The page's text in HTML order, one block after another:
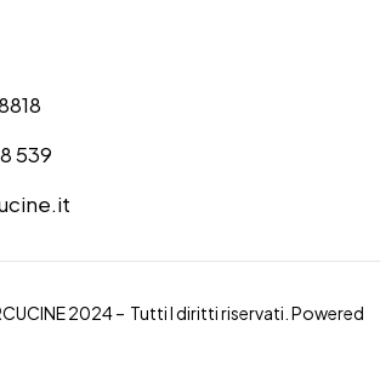
539
2024 – Tutti I diritti riservati. Powered